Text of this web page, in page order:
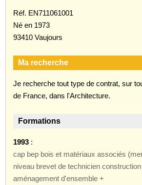
Réf. EN711061001
Né en 1973
93410 Vaujours
Ma recherche
Je recherche tout type de contrat, sur
de France, dans l'Architecture.
Formations
1993 :
cap bep bois et matériaux associés
niveau brevet de technicien
aménagement d'ensemble +